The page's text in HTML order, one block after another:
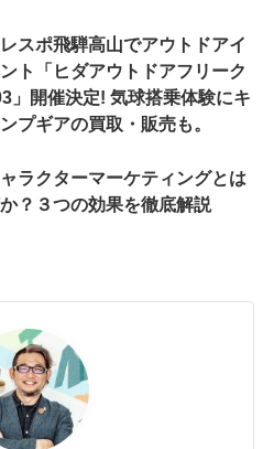
スポ飛騨高山でアウトドアイ
ト「ヒダアウトドアフリーク
」開催決定! 気球搭乗体験にキ
プギアの買取・販売も。
ラクターマーケティングとは
？３つの効果を徹底解説